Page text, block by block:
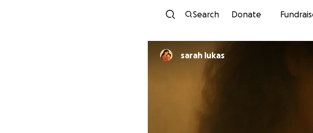
Search Donate
sarah lukas